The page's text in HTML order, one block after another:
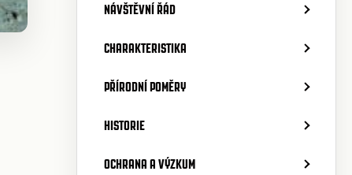
NÁVŠTĚVNÍ ŘÁD
CHARAKTERISTIKA
PŘÍRODNÍ POMĚRY
HISTORIE
OCHRANA A VÝZKUM